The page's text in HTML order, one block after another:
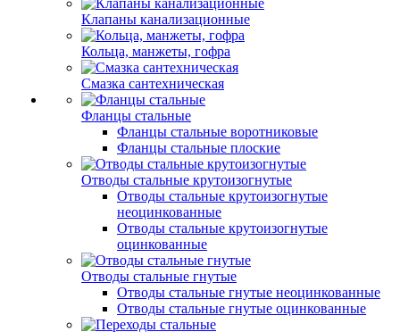
Клапаны канализационные
Кольца, манжеты, гофра
Смазка сантехническая
Фланцы стальные
Фланцы стальные воротниковые
Фланцы стальные плоские
Отводы стальные крутоизогнутые
Отводы стальные крутоизогнутые
неоцинкованные
Отводы стальные крутоизогнутые
оцинкованные
Отводы стальные гнутые
Отводы стальные гнутые неоцинкованные
Отводы стальные гнутые оцинкованные